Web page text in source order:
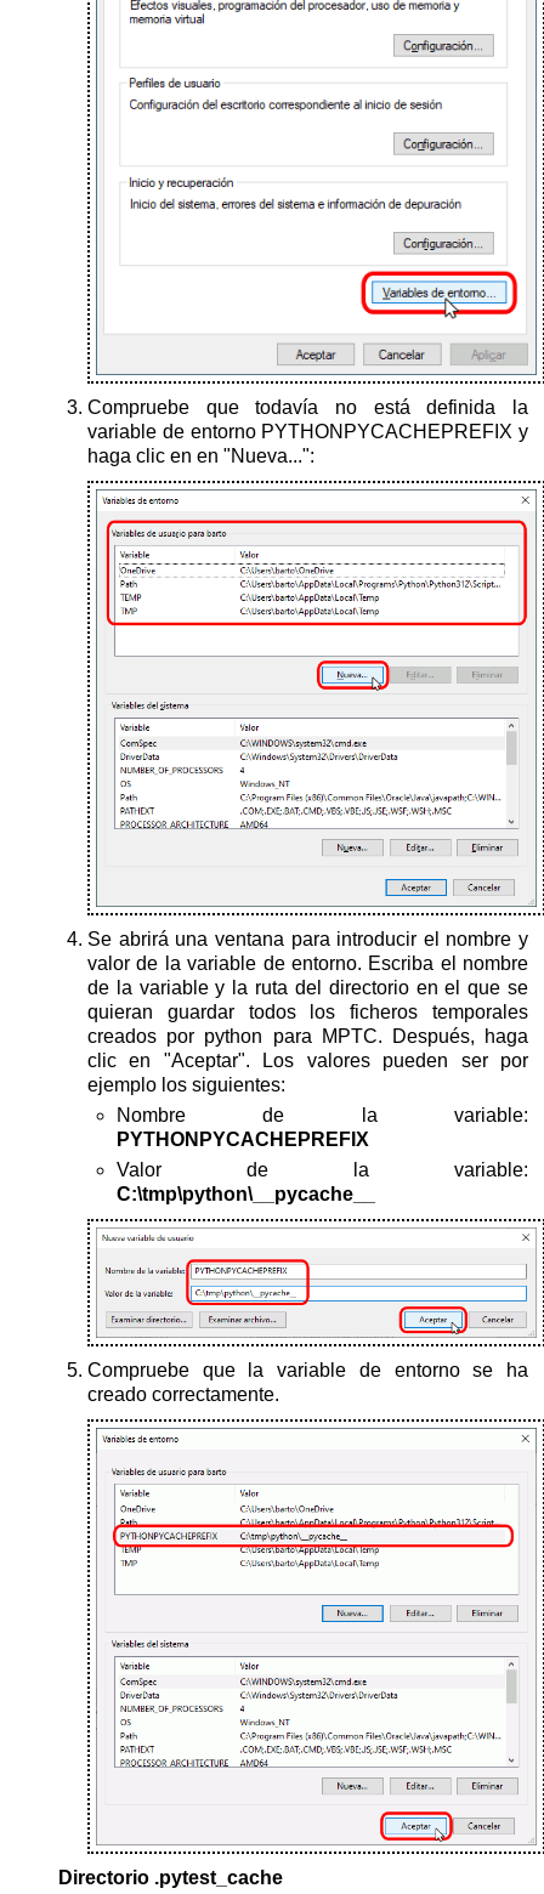
Compruebe que todavía no está definida la
variable de entorno PYTHONPYCACHEPREFIX y
haga clic en en "Nueva...":
Se abrirá una ventana para introducir el nombre y
valor de la variable de entorno. Escriba el nombre
de la variable y la ruta del directorio en el que se
quieran guardar todos los ficheros temporales
creados por python para MPTC. Después, haga
clic en "Aceptar". Los valores pueden ser por
ejemplo los siguientes:
Nombre de la variable:
PYTHONPYCACHEPREFIX
Valor de la variable:
C:\tmp\python\__pycache__
Compruebe que la variable de entorno se ha
creado correctamente.
Directorio .pytest_cache